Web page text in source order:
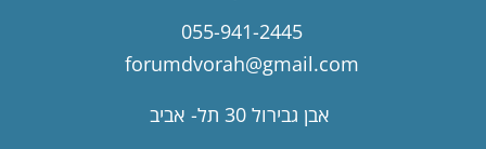
055-941-2445
forumdvorah@gmail.com
אבן גבירול 30 תל- אביב